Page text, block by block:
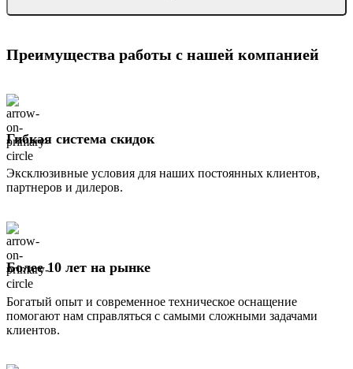
Преимущества работы с нашей компанией
Гибкая система скидок
Эксклюзивные условия для наших постоянных клиентов,
партнеров и дилеров.
Более 10 лет на рынке
Богатый опыт и современное техническое оснащение
помогают нам справляться с самыми сложными задачами
клиентов.